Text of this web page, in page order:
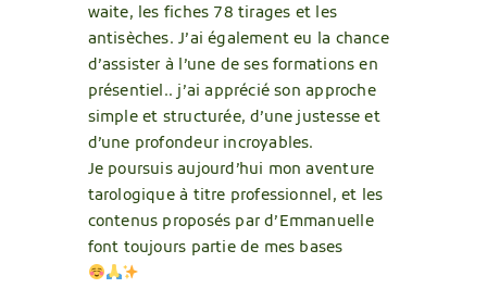
waite, les fiches 78 tirages et les
antisèches. J’ai également eu la chance
d’assister à l’une de ses formations en
présentiel.. j’ai apprécié son approche
simple et structurée, d’une justesse et
d’une profondeur incroyables.
Je poursuis aujourd’hui mon aventure
tarologique à titre professionnel, et les
contenus proposés par d’Emmanuelle
font toujours partie de mes bases